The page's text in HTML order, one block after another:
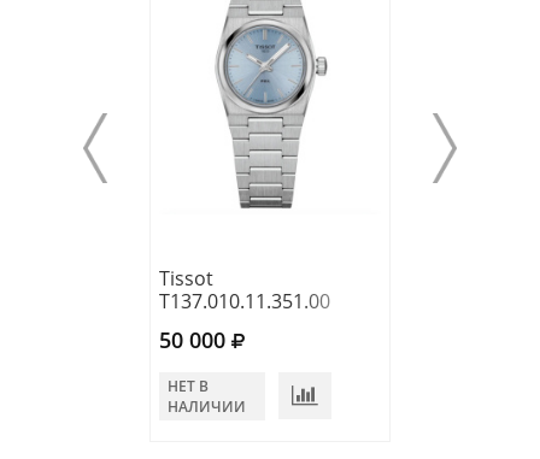
Tissot
T137.010.11.351.00
50 000
НЕТ В
НАЛИЧИИ